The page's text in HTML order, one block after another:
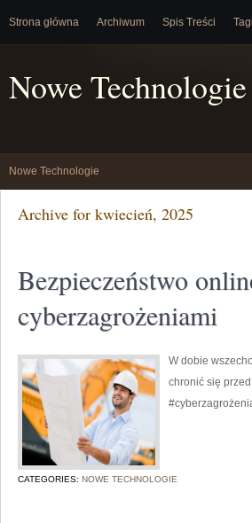
Strona główna Archiwum Spis Treści Tagi
Nowe Technologie
Nowe Technologie
Archive for kwiecień, 2025
Bezpieczeństwo
cyberzagrożeniami
W dobie
chronić się
CATEGORIES: NOWE TECHNOLOGIE